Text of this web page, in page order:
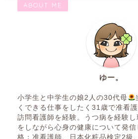
ABOUT ME
ゆー。
小学生と中学生の娘2人の30代母
くできる仕事をしたく31歳で准看
訪問看護師を経験。うつ病を経験
をしながら心身の健康について発
格：准看護師、日本化粧品検定2級